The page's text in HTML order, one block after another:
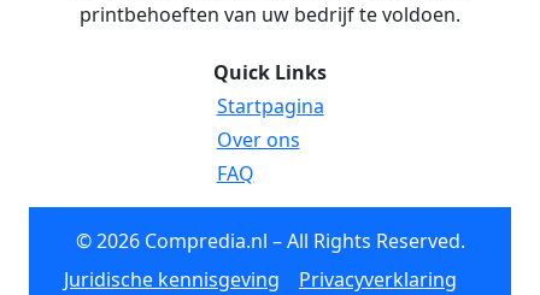
printbehoeften van uw bedrijf te voldoen.
Quick Links
Startpagina
Over ons
FAQ
© 2026 Compredia.nl – All Rights Reserved.
Juridische kennisgeving
Privacyverklaring